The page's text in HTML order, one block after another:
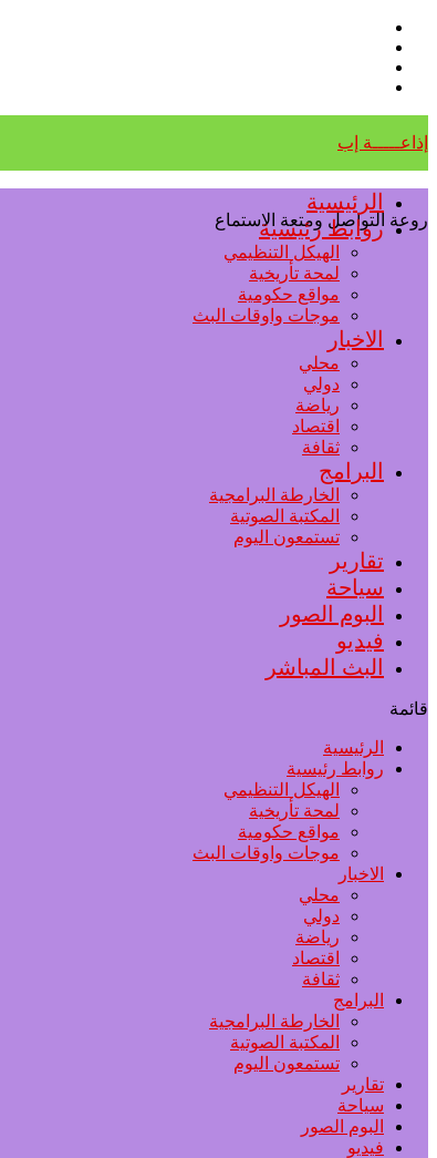
إذاعـــــة إب
روعة التواصل ومتعة الاستماع
الرئيسية
روابط رئيسية
الهيكل التنظيمي
لمحة تأريخية
مواقع حكومية
موجات واوقات البث
الاخبار
محلي
دولي
رياضة
اقتصاد
ثقافة
البرامج
الخارطة البرامجية
المكتبة الصوتية
تستمعون اليوم
تقارير
سياحة
البوم الصور
فيديو
البث المباشر
قائمة
الرئيسية
روابط رئيسية
الهيكل التنظيمي
لمحة تأريخية
مواقع حكومية
موجات واوقات البث
الاخبار
محلي
دولي
رياضة
اقتصاد
ثقافة
البرامج
الخارطة البرامجية
المكتبة الصوتية
تستمعون اليوم
تقارير
سياحة
البوم الصور
فيديو